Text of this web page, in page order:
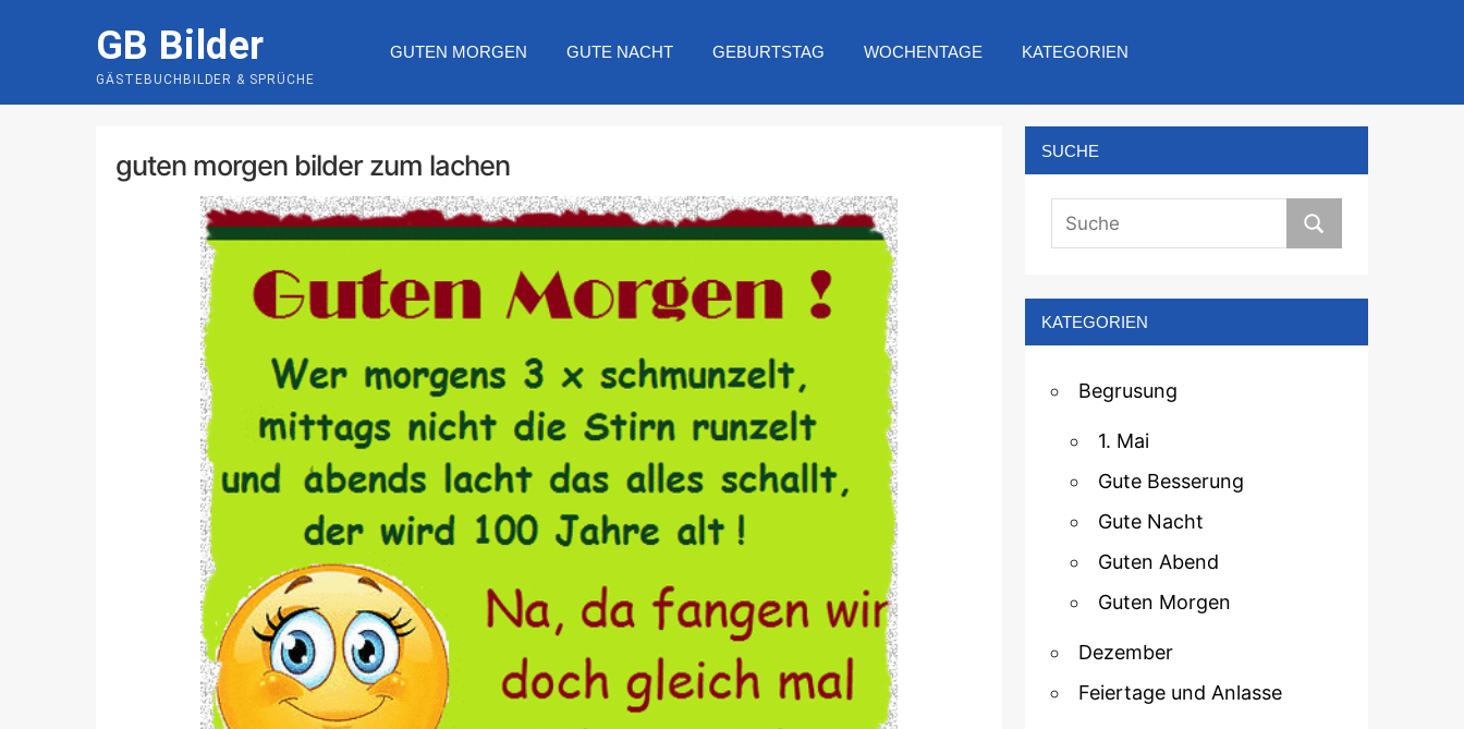
GB Bilder
GÄSTEBUCHBILDER & SPRÜCHE
GUTEN MORGEN GUTE NACHT GEBURTSTAG WOCHENTAGE KATEGORIEN
guten morgen bilder zum lachen SUCHE
KATEGORIEN
Begrusung
1. Mai
Gute Besserung
Gute Nacht
Guten Abend
Guten Morgen
Dezember
Feiertage und Anlasse